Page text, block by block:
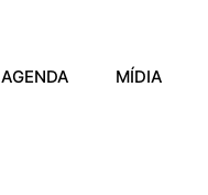
AGENDA MÍDIA